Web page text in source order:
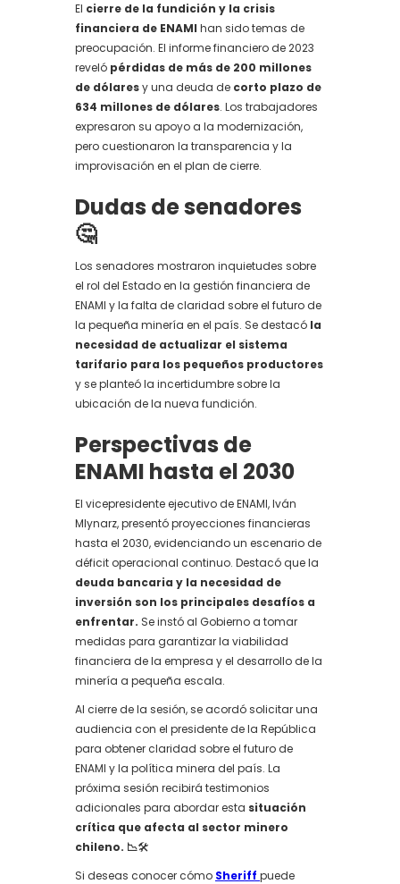
El cierre de la fundición y la crisis
financiera de ENAMI han sido temas de
preocupación. El informe financiero de 2023
reveló pérdidas de más de 200 millones
de dólaresy una deuda de corto plazo de
634 millones de dólares. Los trabajadores
expresaron su apoyo a la modernización,
pero cuestionaron la transparencia y la
improvisación en el plan de cierre.
Dudas de senadores
🤔
Los senadores mostraron inquietudes sobre
el rol del Estado en la gestión financiera de
ENAMI y la falta de claridad sobre el futuro de
la pequeña minería en el país. Se destacó la
necesidad de actualizar el sistema
tarifario para los pequeños productores
y se planteó la incertidumbre sobre la
ubicación de la nueva fundición.
Perspectivas de
ENAMI hasta el 2030
El vicepresidente ejecutivo de ENAMI, Iván
Mlynarz, presentó proyecciones financieras
hasta el 2030, evidenciando un escenario de
déficit operacional continuo. Destacó que la
deuda bancaria y la necesidad de
inversión son los principales desafíos a
enfrentar. Se instó al Gobierno a tomar
medidas para garantizar la viabilidad
financiera de la empresa y el desarrollo de la
minería a pequeña escala.
Al cierre de la sesión, se acordó solicitar una
audiencia con el presidente de la República
para obtener claridad sobre el futuro de
ENAMI y la política minera del país. La
próxima sesión recibirá testimonios
adicionales para abordar esta situación
crítica que afecta al sector minero
chileno. 📉🛠️
Si deseas conocer cómo Sheriff puede